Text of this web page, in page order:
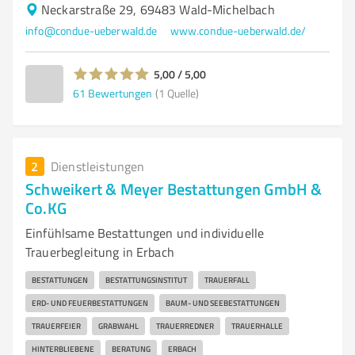
Neckarstraße 29, 69483 Wald-Michelbach
info@condue-ueberwald.de www.condue-ueberwald.de/
5,00 / 5,00
61 Bewertungen (1 Quelle)
2 Dienstleistungen
Schweikert & Meyer Bestattungen GmbH &
Co.KG
Einfühlsame Bestattungen und individuelle
Trauerbegleitung in Erbach
BESTATTUNGEN BESTATTUNGSINSTITUT TRAUERFALL
ERD- UND FEUERBESTATTUNGEN BAUM- UND SEEBESTATTUNGEN
TRAUERFEIER GRABWAHL TRAUERREDNER TRAUERHALLE
HINTERBLIEBENE BERATUNG ERBACH